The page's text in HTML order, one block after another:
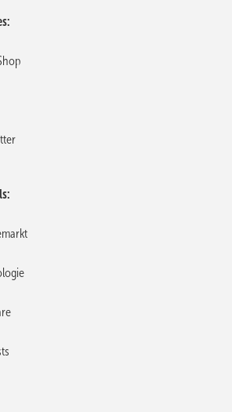
(r.) mit Ex-Ministerpräsident Winfried
bei dessen Abschiedsbesuch im
sie auch über Windkraft? Baden-
fordern für sich mehr Beteiligung an der